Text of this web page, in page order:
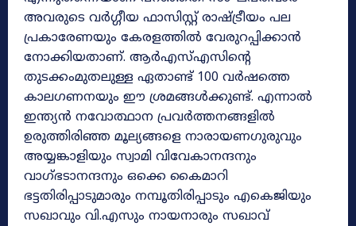
അവരുടെ വർഗ്ഗീയ ഫാസിസ്റ്റ് രാഷ്‌ട്രീയം പല
പ്രകാരേണയും കേരളത്തിൽ വേരുറപ്പിക്കാൻ
നോക്കിയതാണ്. ആർഎസ്‌എസിന്റെ
തുടക്കംമുതലുള്ള ഏതാണ്ട് 100 വർഷത്തെ
കാലഗണനയും ഈ ശ്രമങ്ങൾക്കുണ്ട്. എന്നാൽ
ഇന്ത്യൻ നവോത്ഥാന പ്രവർത്തനങ്ങളിൽ
ഉരുത്തിരിഞ്ഞ മൂല്യങ്ങളെ നാരായണഗുരുവും
അയ്യങ്കാളിയും സ്വാമി വിവേകാനന്ദനും
വാഗ്‌ഭടാനന്ദനും ഒക്കെ കൈമാറി
ഭട്ടതിരിപ്പാടുമാരും നമ്പൂതിരിപ്പാടും എകെജിയും
സഖാവും വി.എസും നായനാരും സഖാവ്